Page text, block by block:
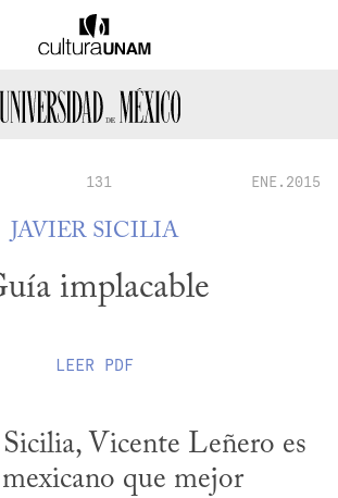
131 ENE.2015
JAVIER SICILIA
implacable
LEER PDF
Sicilia, Vicente Leñero es
que mejor